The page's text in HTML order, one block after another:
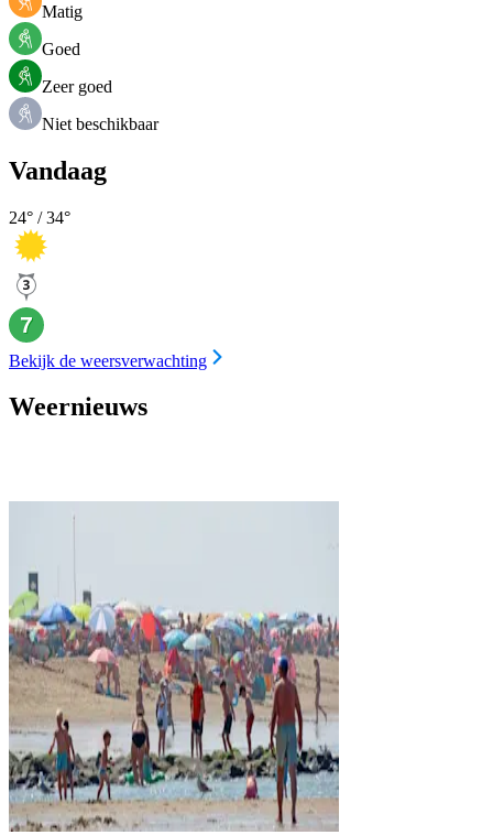
Matig
Goed
Zeer goed
Niet beschikbaar
Vandaag
24° /34°
Bekijk de weersverwachting
Weernieuws